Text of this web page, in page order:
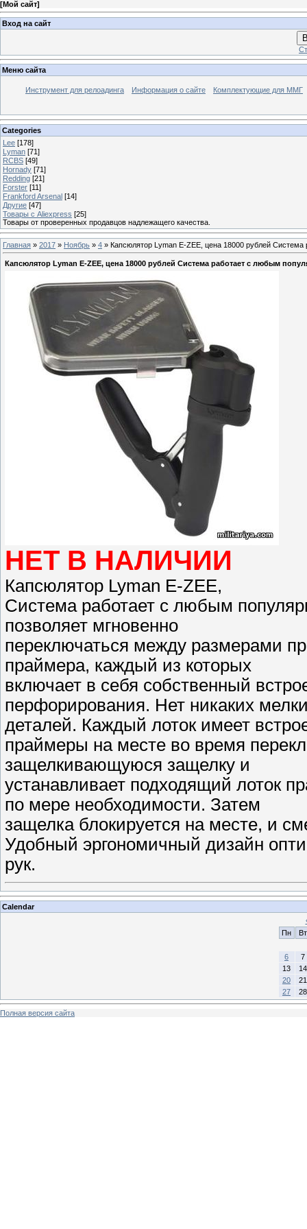
[Мой сайт]
Вход на сайт
Меню сайта
Инструмент для релоадинга Информация о сайте Комплектующие для ММГ
Categories
Lee [178]
Lyman [71]
RCBS [49]
Hornady [71]
Redding [21]
Forster [11]
Frankford Arsenal [14]
Другие [47]
Товары с Aliexpress [25]
Товары от проверенных продавцов надлежащего качества.
Главная » 2017 » Ноябрь » 4 » Капсюлятор Lyman E-ZEE, цена 18000 рублей
Капсюлятор Lyman E-ZEE, цена 18000 рублей Система работает с любым
НЕТ В НАЛИЧИИ
Капсюлятор Lyman E-ZEE,
Система работает с любым
позволяет мгновенно
переключаться между размерами
праймера, каждый из которых
включает в себя собственный
перфорирования. Нет никаких
деталей. Каждый лоток имеет
праймеры на месте во время
защелкивающуюся защелку и
устанавливает подходящий лоток
по мере необходимости. Затем
защелка блокируется на месте, и
Удобный эргономичный дизайн
рук.
Calendar
Пн
Вт
6
7
13
14
20
21
27
28
Полная версия сайта